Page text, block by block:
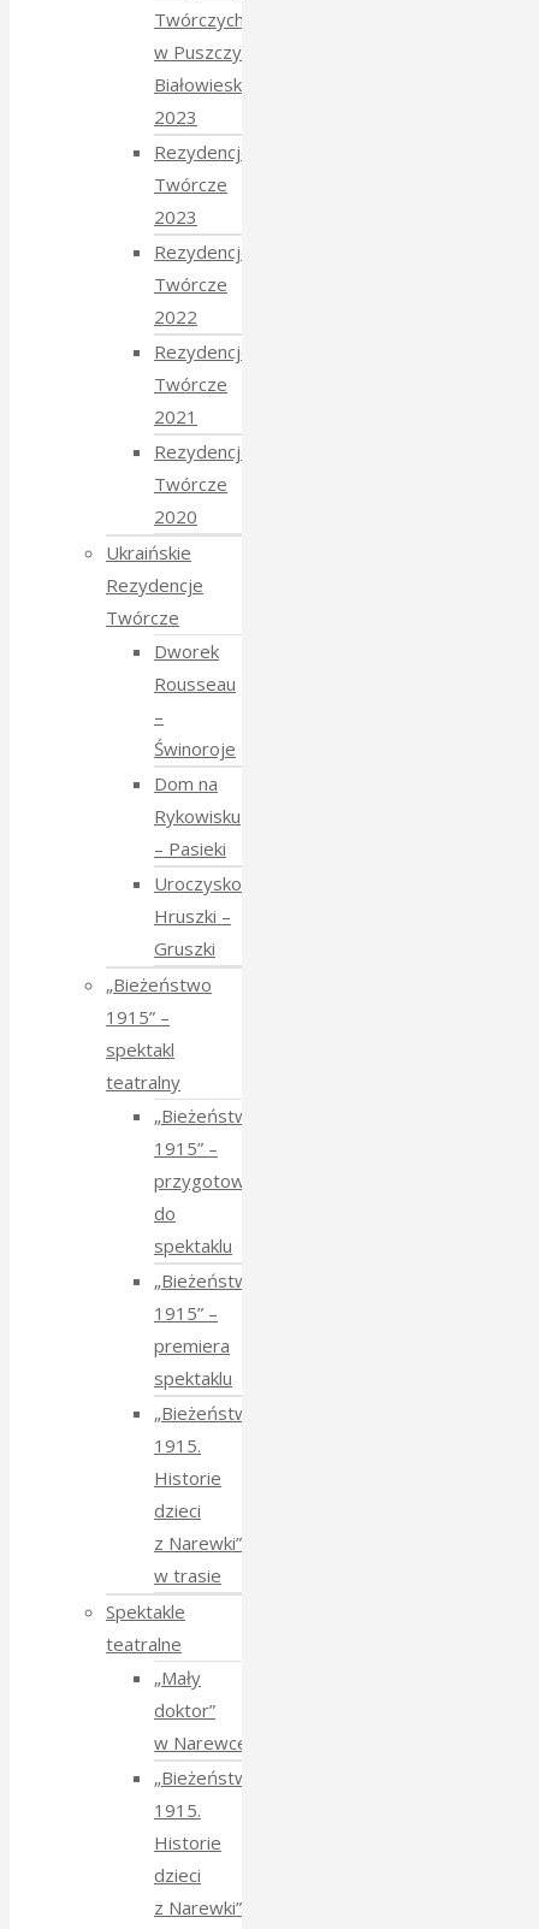
Twórczych
w Puszczy
Białowieskiej
2023
Rezydencje
Twórcze
2023
Rezydencje
Twórcze
2022
Rezydencje
Twórcze
2021
Rezydencje
Twórcze
2020
Ukraińskie
Rezydencje
Twórcze
Dworek
Rousseau
–
Świnoroje
Dom na
Rykowisku
– Pasieki
Uroczysko
Hruszki –
Gruszki
„Bieżeństwo
1915” –
spektakl
teatralny
„Bieżeństwo
1915” –
przygotowania
do
spektaklu
„Bieżeństwo
1915” –
premiera
spektaklu
„Bieżeństwo
1915.
Historie
dzieci
z Narewki”
w trasie
Spektakle
teatralne
„Mały
doktor”
w Narewce
„Bieżeństwo
1915.
Historie
dzieci
z Narewki”